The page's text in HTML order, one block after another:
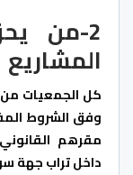
2-من
المشاريع
كل الجمعيات من
وفق الشروط
مقرهم
داخل تراب جهة